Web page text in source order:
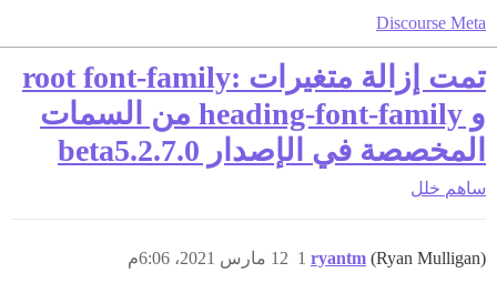
Discourse Meta
تمت إزالة متغيرات :root font-family
و heading-font-family من السمات
المخصصة في الإصدار 2.7.0.beta5
ساهم خلل
ryantm (Ryan Mulligan) 12 مارس 2021، 6:06م 1